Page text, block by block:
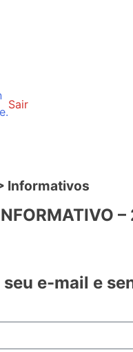
Sair
Informativos
–
seu e-mail e